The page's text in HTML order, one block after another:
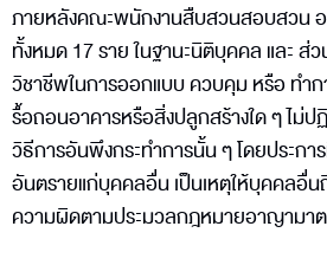
ภายหลังคณะพนักงานสืบสวนสอบสวน
ทั้งหมด 17 ราย ในฐานะนิติบุคคล และ ส่
วิชาชีพในการออกแบบ ควบคุม หรือ ทำ
รื้อถอนอาคารหรือสิ่งปลูกสร้างใด ๆ ไม่
วิธีการอันพึงกระทำการนั้น ๆ โดยประการ
อันตรายแก่บุคคลอื่น เป็นเหตุให้บุคคลอื่น
ความผิดตามประมวลกฎหมายอาญามา